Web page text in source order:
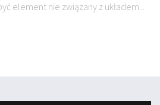
element nie związany z układem...